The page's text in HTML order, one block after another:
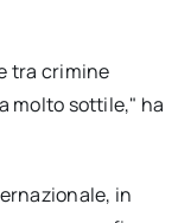
tra crimine
molto sottile," ha
in